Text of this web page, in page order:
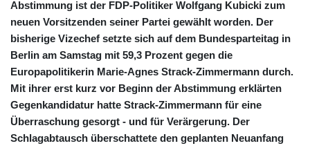
Abstimmung ist der FDP-Politiker Wolfgang Kubicki zum
neuen Vorsitzenden seiner Partei gewählt worden. Der
bisherige Vizechef setzte sich auf dem Bundesparteitag in
Berlin am Samstag mit 59,3 Prozent gegen die
Europapolitikerin Marie-Agnes Strack-Zimmermann durch.
Mit ihrer erst kurz vor Beginn der Abstimmung erklärten
Gegenkandidatur hatte Strack-Zimmermann für eine
Überraschung gesorgt - und für Verärgerung. Der
Schlagabtausch überschattete den geplanten Neuanfang